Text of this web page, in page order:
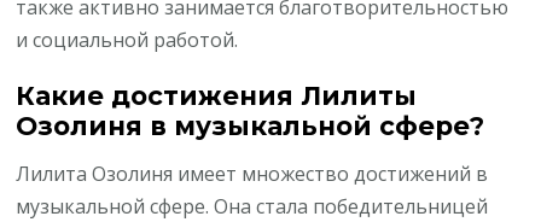
также активно занимается благотворительностью
и социальной работой.
Какие достижения Лилиты
Озолиня в музыкальной сфере?
Лилита Озолиня имеет множество достижений в
музыкальной сфере. Она стала победительницей